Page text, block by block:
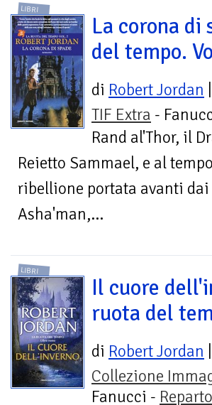
LIBRI
La corona di
del tempo.
di Robert Jordan
TIF Extra -
Rand al'Thor, il
Reietto Sammael, e al
ribellione portata avanti
Asha'man,...
LIBRI
Il cuore
ruota del
di Robert Jordan
Collezione
Fanucci -